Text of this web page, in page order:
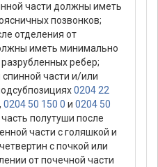
части должны иметь
позвонков;
отделения от
иметь минимально
ребер;
части и/или
0204 22
, 0204 50 150 0 и 0204 50
полутуши после
части с голяшкой и
с почкой или
от почечной части